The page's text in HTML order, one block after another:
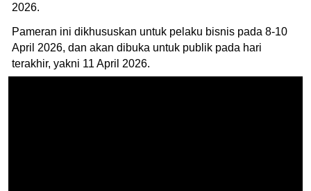
2026.
Pameran ini dikhususkan untuk pelaku bisnis pada 8-10
April 2026, dan akan dibuka untuk publik pada hari
terakhir, yakni 11 April 2026.